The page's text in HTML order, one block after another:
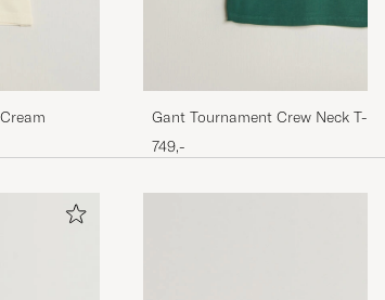
Gant Tournament Crew Neck T-
749,-